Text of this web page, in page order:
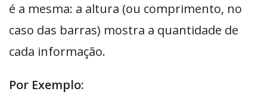
é a mesma: a altura (ou comprimento, no
caso das barras) mostra a quantidade de
cada informação.
Por Exemplo: